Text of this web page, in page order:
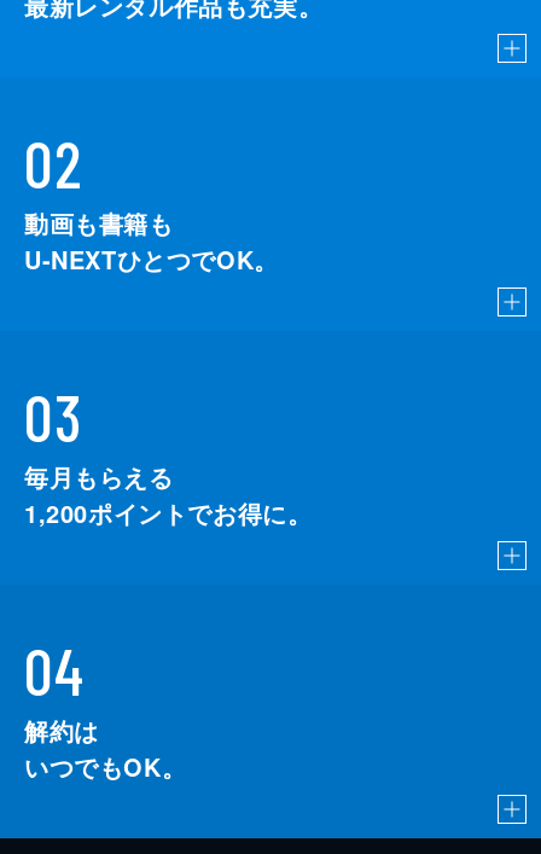
02
動画も書籍も
U-NEXTひとつでOK。
03
毎月もらえる
1,200ポイントでお得に。
04
解約は
いつでもOK。